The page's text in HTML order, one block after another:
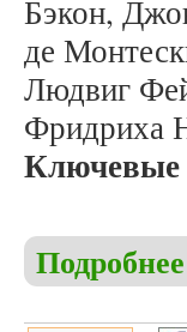
Бэкон,
де
Людвиг
Фридриха
Ключевые
Подробнее